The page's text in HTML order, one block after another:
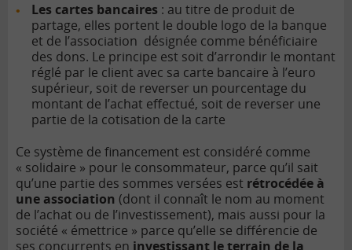
Les cartes bancaires : au titre de produit de
partage, elles portent le double logo de la banque
et de l’association désignée comme bénéficiaire
des dons. Le principe est soit d’arrondir le montant
réglé par le client avec sa carte bancaire à l’euro
supérieur, soit de reverser un pourcentage du
montant de l’achat effectué, soit de reverser une
partie de la cotisation de la carte
Ce système de financement est considéré comme
« solidaire » pour le consommateur, parce qu’il sait
qu’une partie des sommes versées est rétrocédée à
une association (dont il connaît le nom au moment
de l’achat ou de l’investissement), mais aussi pour la
société « émettrice » parce qu’elle se différencie de
ses concurrents en investissant le terrain de la